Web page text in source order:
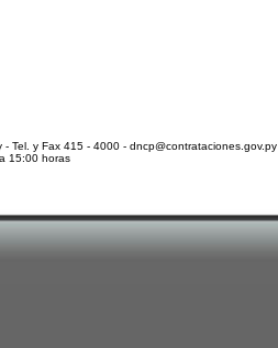
Tel. y Fax 415 - 4000 - dncp@contrataciones.gov.py
15:00 horas